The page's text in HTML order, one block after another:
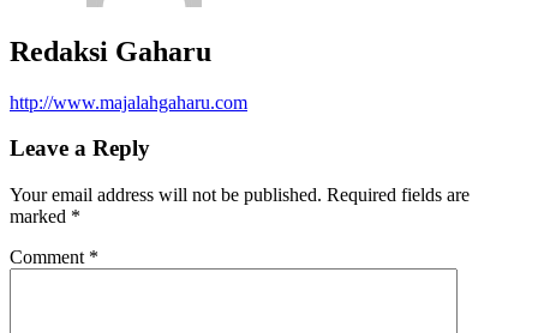
Redaksi Gaharu
http://www.majalahgaharu.com
Leave a Reply
Your email address will not be published. Required fields are
marked *
Comment *